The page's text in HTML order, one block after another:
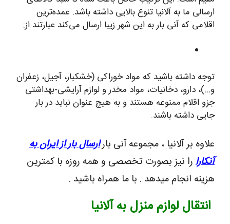
ارسالی ما به آلانیا تنوع بالایی داشته باشد. عمده‌ترین
اقلامی که آنی بار به این شهر زیبا ارسال می‌کند عبارتند از:
توجه داشته باشید که مواد خوراکی (خشکبار، آجیل، زعفران
و…)، دارو، دخانیات، مواد مخدر و لوازم آرایشی-بهداشتی
جزو اقلام ممنوعه هستند و به هیچ عنوان نباید در بار
جایی داشته باشند.
علاوه بر آلانیا ، مجموعه آنی بارارسال بار از ایران به
آنکارا را نیز بصورت تخصصی و همه روزه با کمترین
هزینه انجام میدهد . با ما همراه باشید .
انتقال لوازم منزل به آلانیا